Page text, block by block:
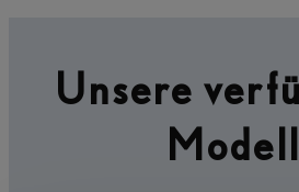
Unsere